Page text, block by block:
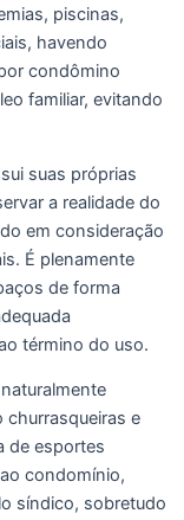
piscinas,
havendo
condômino
familiar, evitando
suas próprias
a realidade do
em consideração
É plenamente
de forma
término do uso.
e
de esportes
condomínio,
síndico, sobretudo